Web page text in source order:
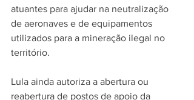
atuantes para ajudar na neutralização
de aeronaves e de equipamentos
utilizados para a mineração ilegal no
território.
Lula ainda autoriza a abertura ou
reabertura de postos de apoio da